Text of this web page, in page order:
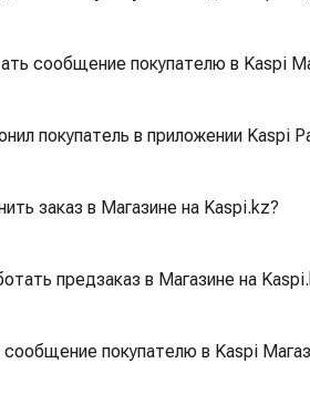
сообщение покупателю в Kaspi
покупатель в приложении Kaspi
заказ в Магазине на Kaspi.kz?
предзаказ в Магазине на
сообщение покупателю в Kaspi